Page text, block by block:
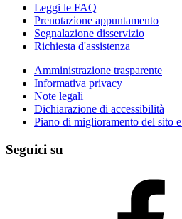
Leggi le FAQ
Prenotazione appuntamento
Segnalazione disservizio
Richiesta d'assistenza
Amministrazione trasparente
Informativa privacy
Note legali
Dichiarazione di accessibilità
Piano di miglioramento del sito
Seguici su